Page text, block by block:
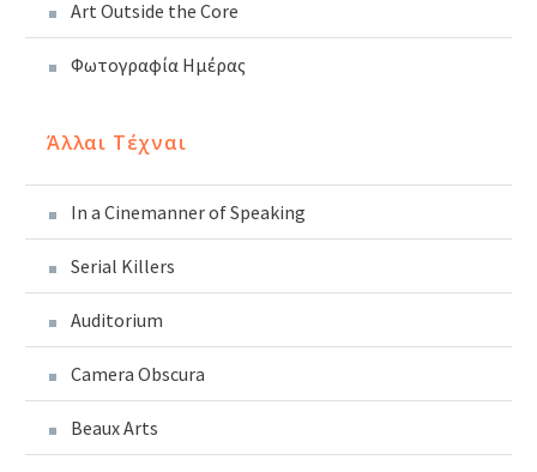
Art Outside the Core
Φωτογραφία Ημέρας
Άλλαι Τέχναι
In a Cinemanner of Speaking
Serial Killers
Auditorium
Camera Obscura
Beaux Arts